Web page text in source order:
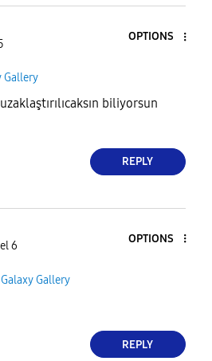
OPTIONS
Gallery
biliyorsun
REPLY
6
OPTIONS
Galaxy Gallery
REPLY